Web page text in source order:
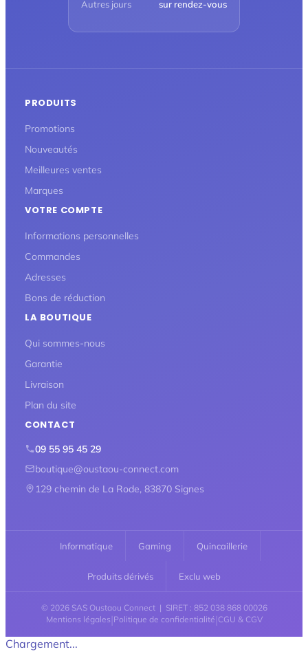
Autres jours sur rendez-vous
PRODUITS
Promotions
Nouveautés
Meilleures ventes
Marques
VOTRE COMPTE
Informations personnelles
Commandes
Adresses
Bons de réduction
LA BOUTIQUE
Qui sommes-nous
Garantie
Livraison
Plan du site
CONTACT
09 55 95 45 29
boutique@oustaou-connect.com
129 chemin de La Rode, 83870 Signes
Informatique Gaming Quincaillerie
Produits dérivés Exclu web
© 2026 SAS Oustaou Connect | SIRET : 852 038 868 00026
Mentions légales |Politique de confidentialité |CGU & CGV
Chargement...